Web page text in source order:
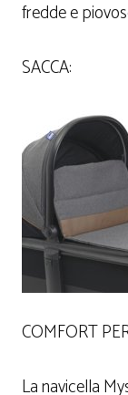
fredde e
SACCA:
COMFORT
La navicella